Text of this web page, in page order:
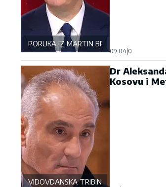
PORUKA IZ MARTIN BRODA
09:04 0
VIDOVDANSKA TRIBINA
Dr
Kosovu i